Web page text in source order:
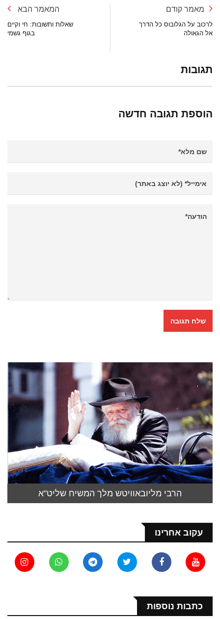
מאמר קודם
לרכוב על הגלובוס כל הדרך
אל הגאולה
המאמר הבא
שאלות ותשובות: חי וקיים
בגוף גשמי
תגובות
הוספת תגובה חדשה
הרבי מליובאוויטש מלך המשיח שליט"א
עקוב אחרינו
כתבות נוספות